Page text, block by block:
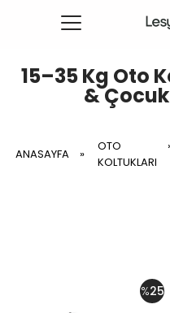
15–35 Kg Oto
&
ANASAYFA »
OTO
KOLTUKLARI
%25